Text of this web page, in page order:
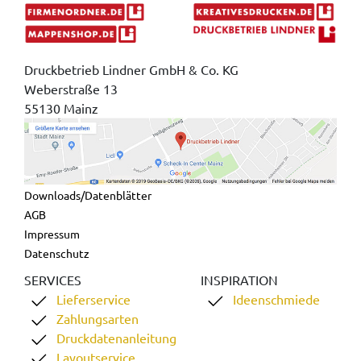
Druckbetrieb Lindner GmbH & Co. KG
Weberstraße 13
55130 Mainz
Downloads/Datenblätter
AGB
Impressum
Datenschutz
SERVICES
Lieferservice
Zahlungsarten
Druckdatenanleitung
Layoutservice
INSPIRATION
Ideenschmiede